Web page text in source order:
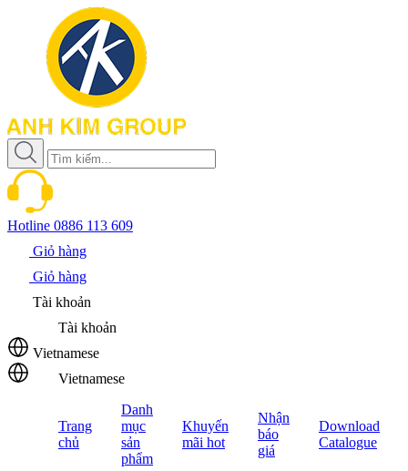
Hotline 0886 113 609
Giỏ hàng
Giỏ hàng
Tài khoản
Tài khoản
Vietnamese
Vietnamese
Trang
chủ
Danh
mục
sản
phẩm
Khuyến
mãi hot
Nhận
báo
giá
Download
Catalogue